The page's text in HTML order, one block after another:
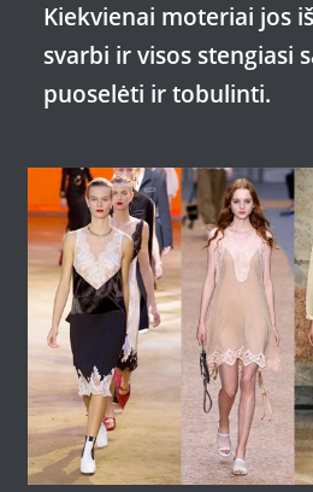
Kiekvienai moteriai jos
svarbi ir visos stengiasi
puoselėti ir tobulinti.